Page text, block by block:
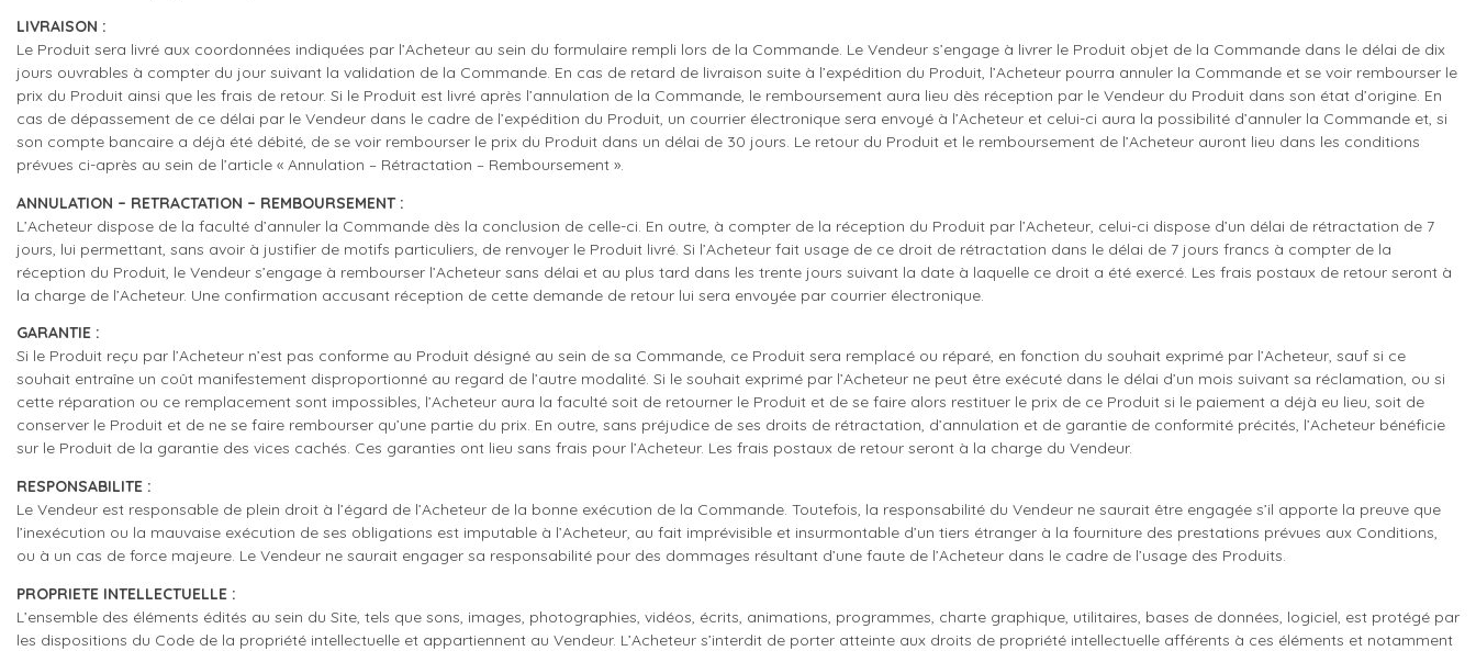
LIVRAISON :
Le Produit sera livré aux coordonnées indiquées par l’Acheteur au sein du formulaire rempli lors de la Commande. Le Vendeur s’engage à livrer le Produit objet de la Commande dans le délai de dix
jours ouvrables à compter du jour suivant la validation de la Commande. En cas de retard de livraison suite à l’expédition du Produit, l’Acheteur pourra annuler la Commande et se voir rembourser le
prix du Produit ainsi que les frais de retour. Si le Produit est livré après l’annulation de la Commande, le remboursement aura lieu dès réception par le Vendeur du Produit dans son état d’origine. En
cas de dépassement de ce délai par le Vendeur dans le cadre de l’expédition du Produit, un courrier électronique sera envoyé à l’Acheteur et celui-ci aura la possibilité d’annuler la Commande et, si
son compte bancaire a déjà été débité, de se voir rembourser le prix du Produit dans un délai de 30 jours. Le retour du Produit et le remboursement de l’Acheteur auront lieu dans les conditions
prévues ci-après au sein de l’article « Annulation – Rétractation – Remboursement ».
ANNULATION – RETRACTATION – REMBOURSEMENT :
L’Acheteur dispose de la faculté d’annuler la Commande dès la conclusion de celle-ci. En outre, à compter de la réception du Produit par l’Acheteur, celui-ci dispose d’un délai de rétractation de 7
jours, lui permettant, sans avoir à justifier de motifs particuliers, de renvoyer le Produit livré. Si l’Acheteur fait usage de ce droit de rétractation dans le délai de 7 jours francs à compter de la
réception du Produit, le Vendeur s’engage à rembourser l’Acheteur sans délai et au plus tard dans les trente jours suivant la date à laquelle ce droit a été exercé. Les frais postaux de retour seront à
la charge de l’Acheteur. Une confirmation accusant réception de cette demande de retour lui sera envoyée par courrier électronique.
GARANTIE :
Si le Produit reçu par l’Acheteur n’est pas conforme au Produit désigné au sein de sa Commande, ce Produit sera remplacé ou réparé, en fonction du souhait exprimé par l’Acheteur, sauf si ce
souhait entraîne un coût manifestement disproportionné au regard de l’autre modalité. Si le souhait exprimé par l’Acheteur ne peut être exécuté dans le délai d’un mois suivant sa réclamation, ou si
cette réparation ou ce remplacement sont impossibles, l’Acheteur aura la faculté soit de retourner le Produit et de se faire alors restituer le prix de ce Produit si le paiement a déjà eu lieu, soit de
conserver le Produit et de ne se faire rembourser qu’une partie du prix. En outre, sans préjudice de ses droits de rétractation, d’annulation et de garantie de conformité précités, l’Acheteur bénéficie
sur le Produit de la garantie des vices cachés. Ces garanties ont lieu sans frais pour l’Acheteur. Les frais postaux de retour seront à la charge du Vendeur.
RESPONSABILITE :
Le Vendeur est responsable de plein droit à l’égard de l’Acheteur de la bonne exécution de la Commande. Toutefois, la responsabilité du Vendeur ne saurait être engagée s’il apporte la preuve que
l’inexécution ou la mauvaise exécution de ses obligations est imputable à l’Acheteur, au fait imprévisible et insurmontable d’un tiers étranger à la fourniture des prestations prévues aux Conditions,
ou à un cas de force majeure. Le Vendeur ne saurait engager sa responsabilité pour des dommages résultant d’une faute de l’Acheteur dans le cadre de l’usage des Produits.
PROPRIETE INTELLECTUELLE :
L’ensemble des éléments édités au sein du Site, tels que sons, images, photographies, vidéos, écrits, animations, programmes, charte graphique, utilitaires, bases de données, logiciel, est protégé par
les dispositions du Code de la propriété intellectuelle et appartiennent au Vendeur. L’Acheteur s’interdit de porter atteinte aux droits de propriété intellectuelle afférents à ces éléments et notamment